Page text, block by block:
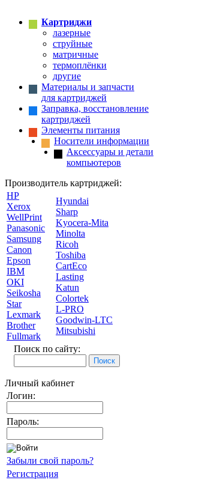
Картриджи
лазерные
струйные
матричные
термоплёнки
другие
Материалы и запчасти
для картриджей
Заправка, восстановление
картриджей
Элементы питания
Носители информации
Аксессуары и детали
компьютеров
Производитель картриджей:
HP
Xerox
WellPrint
Panasonic
Samsung
Canon
Epson
IBM
OKI
Seikosha
Star
Lexmark
Brother
Fullmark
Hyundai
Sharp
Kyocera-Mita
Minolta
Ricoh
Toshiba
CartEco
Lasting
Katun
Colortek
L-PRO
Goodwin-LTC
Mitsubishi
Поиск по сайту:
Личный кабинет
Логин:
Пароль:
Забыли свой пароль?
Регистрация